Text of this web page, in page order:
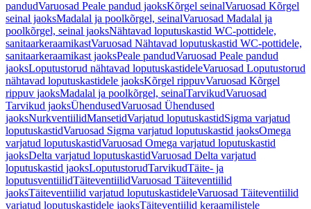
pandudVaruosad Peale pandud jaoksKõrgel seinalVaruosad Kõrgel
seinal jaoksMadalal ja poolkõrgel, seinalVaruosad Madalal ja
poolkõrgel, seinal jaoksNähtavad loputuskastid WC-pottidele,
sanitaarkeraamikastVaruosad Nähtavad loputuskastid WC-pottidele,
sanitaarkeraamikast jaoksPeale pandudVaruosad Peale pandud
jaoksLoputustorud nähtavad loputuskastideleVaruosad Loputustorud
nähtavad loputuskastidele jaoksKõrgel rippuvVaruosad Kõrgel
rippuv jaoksMadalal ja poolkõrgel, seinalTarvikudVaruosad
Tarvikud jaoksÜhendusedVaruosad Ühendused
jaoksNurkventiilidMansetidVarjatud loputuskastidSigma varjatud
loputuskastidVaruosad Sigma varjatud loputuskastid jaoksOmega
varjatud loputuskastidVaruosad Omega varjatud loputuskastid
jaoksDelta varjatud loputuskastidVaruosad Delta varjatud
loputuskastid jaoksLoputustorudTarvikudTäite- ja
loputusventiilidTäiteventiilidVaruosad Täiteventiilid
jaoksTäiteventiilid varjatud loputuskastideleVaruosad Täiteventiilid
varjatud loputuskastidele jaoksTäiteventiilid keraamilistele